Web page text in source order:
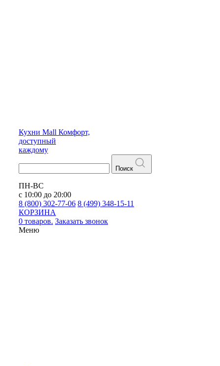
Кухни Mall Комфорт,
доступный
каждому
Поиск
ПН-ВС
с 10:00 до 20:00
8 (800) 302-77-06 8 (499) 348-15-11
КОРЗИНА
0 товаров. Заказать звонок
Меню